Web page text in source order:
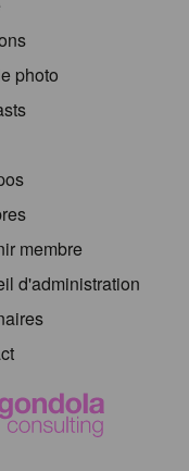
photo
membre
d'administration